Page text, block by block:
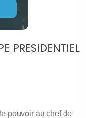
PRESIDENTIEL
pouvoir au chef de